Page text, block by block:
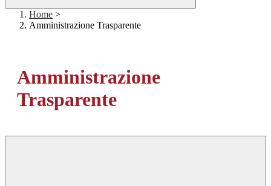
Home >
Amministrazione Trasparente
Amministrazione
Trasparente